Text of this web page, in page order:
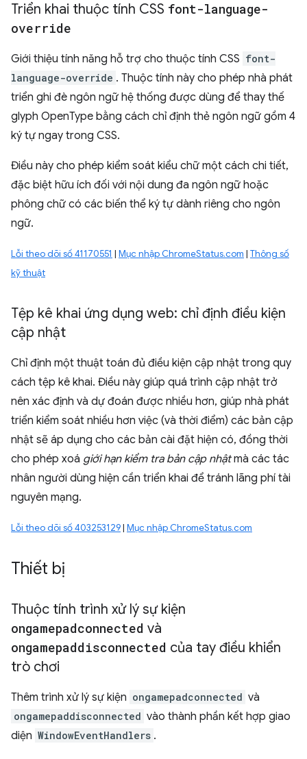
Triển khai thuộc tính CSS font-language-
override
Giới thiệu tính năng hỗ trợ cho thuộc tính CSS font-
language-override . Thuộc tính này cho phép nhà phát
triển ghi đè ngôn ngữ hệ thống được dùng để thay thế
glyph OpenType bằng cách chỉ định thẻ ngôn ngữ gồm 4
ký tự ngay trong CSS.
Điều này cho phép kiểm soát kiểu chữ một cách chi tiết,
đặc biệt hữu ích đối với nội dung đa ngôn ngữ hoặc
phông chữ có các biến thể ký tự dành riêng cho ngôn
ngữ.
Lỗi theo dõi số 41170551 | Mục nhập ChromeStatus.com | Thông số
kỹ thuật
Tệp kê khai ứng dụng web: chỉ định điều kiện
cập nhật
Chỉ định một thuật toán đủ điều kiện cập nhật trong quy
cách tệp kê khai. Điều này giúp quá trình cập nhật trở
nên xác định và dự đoán được nhiều hơn, giúp nhà phát
triển kiểm soát nhiều hơn việc (và thời điểm) các bản cập
nhật sẽ áp dụng cho các bản cài đặt hiện có, đồng thời
cho phép xoá giới hạn kiểm tra bản cập nhậtmà các tác
nhân người dùng hiện cần triển khai để tránh lãng phí tài
nguyên mạng.
Lỗi theo dõi số 403253129| Mục nhập ChromeStatus.com
Thiết bị
Thuộc tính trình xử lý sự kiện
ongamepadconnected và
ongamepaddisconnected của tay điều khiển
trò chơi
Thêm trình xử lý sự kiện ongamepadconnected và
ongamepaddisconnected vào thành phần kết hợp giao
diện WindowEventHandlers .